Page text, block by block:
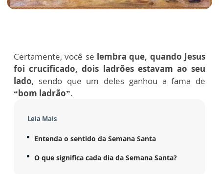
Certamente, você se lembra que, quando Jesus
foi crucificado, dois ladrões estavam ao seu
lado, sendo que um deles ganhou a fama de
“bom ladrão”.
Leia Mais
Entenda o sentido da Semana Santa
O que significa cada dia da Semana Santa?